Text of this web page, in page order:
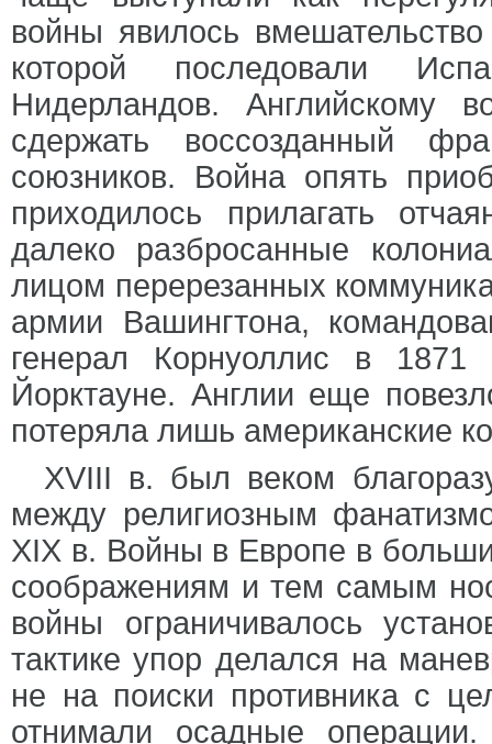
войны явилось
которой последовали
Нидерландов.
сдержать воссозданный
союзников. Война опять
приходилось прилагать
далеко разбросанные
лицом перерезанных
армии Вашингтона,
генерал Корнуоллис в
Йорктауне. Англии еще
потеряла лишь американские
XVIII в. был веком
между религиозным
XIX в. Войны в Европе в
соображениям и тем самым
войны ограничивалось
тактике упор делался на
не на поиски противника с
отнимали осадные